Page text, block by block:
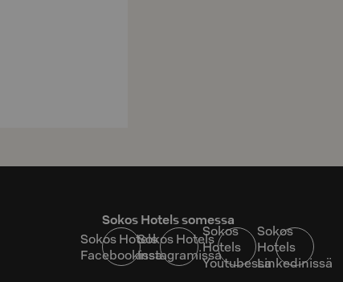
Sokos Hotels somessa
Sokos Hotels
Facebookissa
Sokos Hotels
Instagramissa
Sokos
Hotels
Youtubessa
Sokos
Hotels
Linkedinissä